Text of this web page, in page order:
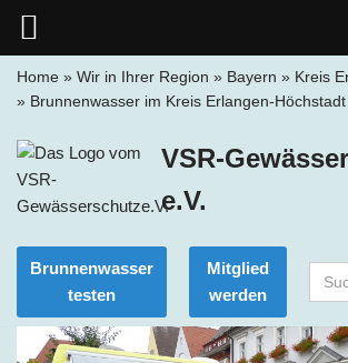
Inhalt
Home » Wir in Ihrer Region » Bayern » Kreis
» Brunnenwasser im Kreis Erlangen-Höchstadt
VSR-
e.V.
Brunnenwasser
testen
Mitglied
werden
for: